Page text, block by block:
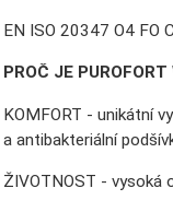
EN ISO 20347 O4 FO
PROČ JE
KOMFORT - unikátní
a antibakteriální
ŽIVOTNOST - vysoká